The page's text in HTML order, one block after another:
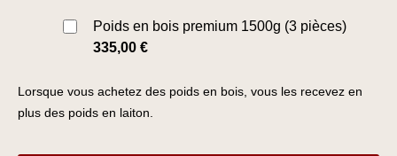
Poids en bois premium 1500g (3 pièces)
335,00 €
Lorsque vous achetez des poids en bois, vous les recevez en
plus des poids en laiton.